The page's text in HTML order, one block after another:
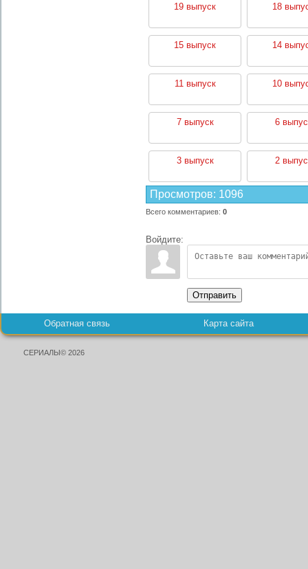
19 выпуск 18
15 выпуск 14
11 выпуск 10
7 выпуск 6
3 выпуск 2
Просмотров: 1096
Всего комментариев: 0
Войдите:
Отправить
Обратная связь Карта сайта
СЕРИАЛЫ© 2026